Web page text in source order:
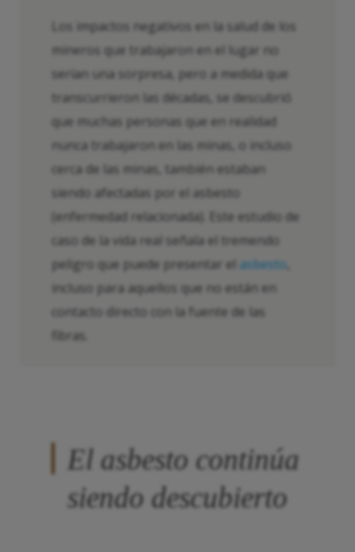
Los impactos negativos en la salud de los
mineros que trabajaron en el lugar no
serían una sorpresa, pero a medida que
transcurrieron las décadas, se descubrió
que muchas personas que en realidad
nunca trabajaron en las minas, o incluso
cerca de las minas, también estaban
siendo afectadas por el asbesto
(enfermedad relacionada). Este estudio de
caso de la vida real señala el tremendo
peligro que puede presentar el asbesto
incluso para aquellos que no están en
contacto directo con la fuente de las
fibras.
El asbesto continúa
siendo descubierto